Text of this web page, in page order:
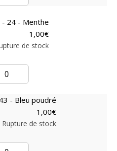
24 - Menthe
1,00€
de stock
- Bleu poudré
1,00€
Rupture de stock